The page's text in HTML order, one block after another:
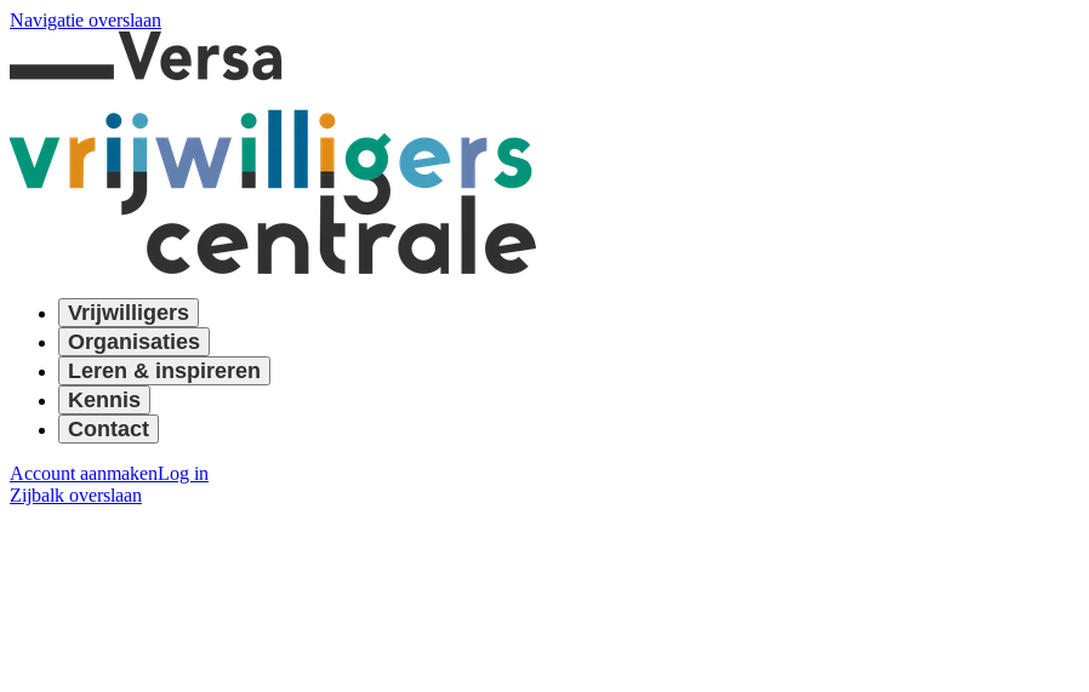
Navigatie overslaan
Vrijwilligers
Organisaties
Leren & inspireren
Kennis
Contact
Account aanmakenLog in
Zijbalk overslaan